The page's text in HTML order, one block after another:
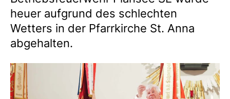
heuer aufgrund des schlechten
Wetters in der Pfarrkirche St. Anna
abgehalten.